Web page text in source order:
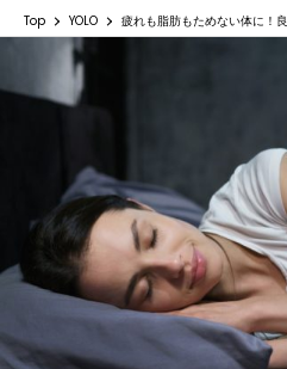
Top YOLO 疲れも脂肪もためない体に！